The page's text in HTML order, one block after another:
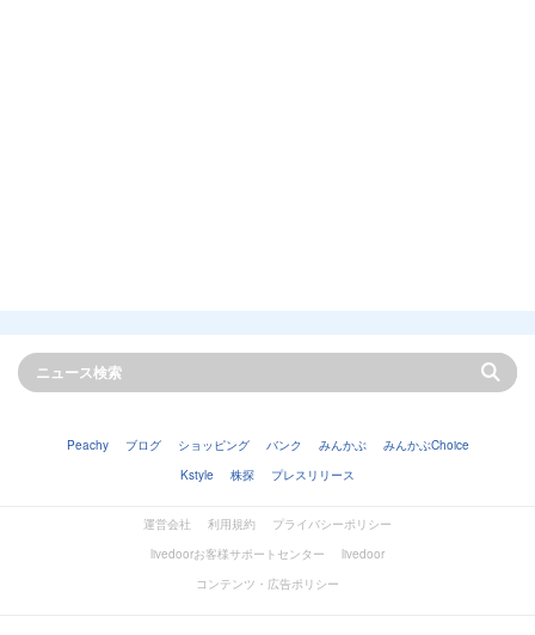
Peachy ブログ ショッピング バンク みんかぶ
みんかぶChoice
Kstyle
株探 プレスリリース
運営会社 利用規約
プライバシーポリシー
livedoorお客様サポートセンター
livedoor
コンテンツ・広告ポリシー